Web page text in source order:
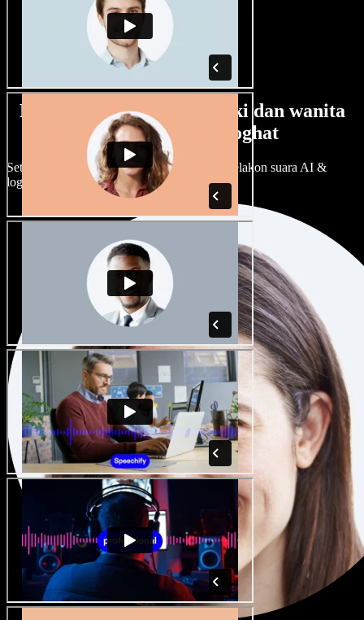
Banyak pilihan suara lelaki dan wanita
dengan pelbagai loghat
Setiap projek boleh jadi unik. Pilih ratusan pelakon suara AI &
loghat, laraskan ikut cita rasa anda.